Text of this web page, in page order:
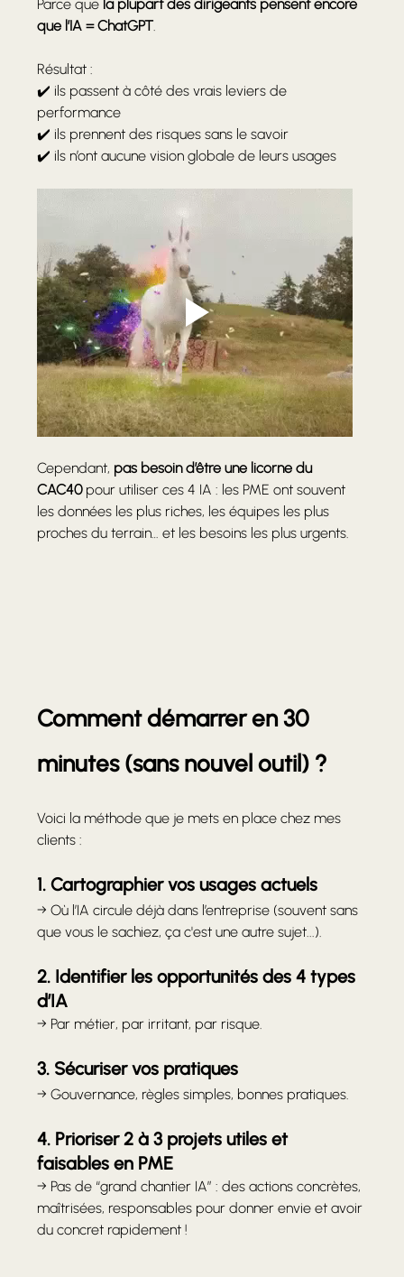
Parce que la plupart des dirigeants pensent encore
que l’IA = ChatGPT.
Résultat :
✔️ ils passent à côté des vrais leviers de
performance
✔️ ils prennent des risques sans le savoir
✔️ ils n’ont aucune vision globale de leurs usages
Cependant, pas besoin d’être une licorne du
CAC40 pour utiliser ces 4 IA : les PME ont souvent
les données les plus riches, les équipes les plus
proches du terrain… et les besoins les plus urgents.
Comment démarrer en 30
minutes (sans nouvel outil) ?
Voici la méthode que je mets en place chez mes
clients :
1. Cartographier vos usages actuels
→ Où l’IA circule déjà dans l’entreprise (souvent sans
que vous le sachiez, ça c'est une autre sujet...).
2. Identifier les opportunités des 4 types
d’IA
→ Par métier, par irritant, par risque.
3. Sécuriser vos pratiques
→ Gouvernance, règles simples, bonnes pratiques.
4. Prioriser 2 à 3 projets utiles et
faisables en PME
→ Pas de “grand chantier IA” : des actions concrètes,
maîtrisées, responsables pour donner envie et avoir
du concret rapidement !